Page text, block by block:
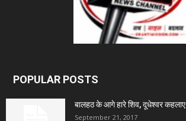
POPULAR POSTS
बालहठ के आगे हारे शिव, दूधेश्वर कहलाए
September 21, 2017